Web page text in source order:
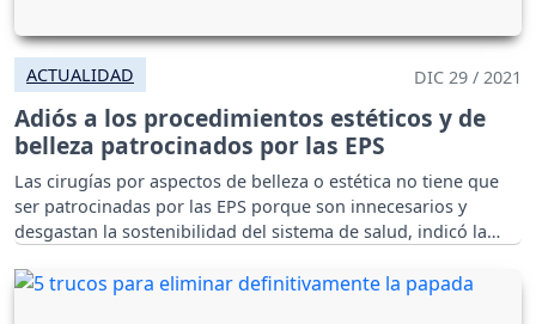
ACTUALIDAD DIC 29 / 2021
Adiós a los procedimientos estéticos y de
belleza patrocinados por las EPS
Las cirugías por aspectos de belleza o estética no tiene que
ser patrocinadas por las EPS porque son innecesarios y
desgastan la sostenibilidad del sistema de salud, indicó la